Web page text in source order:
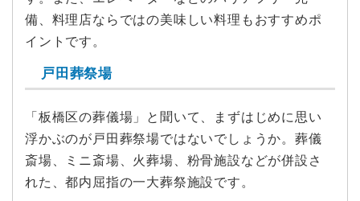
備、料理店ならではの美味しい料理もおすすめポ
イントです。
戸田葬祭場
「板橋区の葬儀場」と聞いて、まずはじめに思い
浮かぶのが戸田葬祭場ではないでしょうか。葬儀
斎場、ミニ斎場、火葬場、粉骨施設などが併設さ
れた、都内屈指の一大葬祭施設です。